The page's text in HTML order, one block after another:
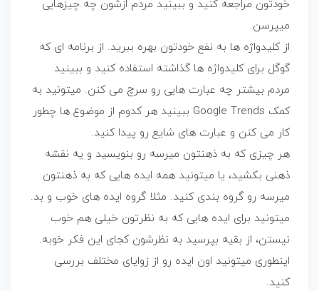
خودتون مراجعه کنید و ببینید مردم ازشون چه چیزهایی
میپرسن.
از کلیدواژه ها به نفع خودتون بهره ببرید. از برنامه ای که
گوگل برای کلیدواژه ها گذاشته استفاده کنید و ببینید
مردم بیشتر چه عبارت هایی رو سرچ می کنن. میتونید به
کمک Google Trends ببینید هر کدوم از موضوع ها چطور
کار می کنن و عبارت های شایع رو پیدا کنید.
هر چیزی که به ذهنتون میرسه رو بنویسید و یه نقشه
ذهنی بکشید، یا میتونید همه ایده هایی که به ذهنتون
میرسه رو گروه بندی کنید. مثلا گروه ایده های خوب و بد.
میتونید برای ایده هایی که به نظرتون خیلی هم خوب
نیستن، از بقیه بپرسید به نظرشون کجای این فکر خوبه.
اینطوری میتونید اون ایده رو از زوایای مختلف بررسی
کنید.